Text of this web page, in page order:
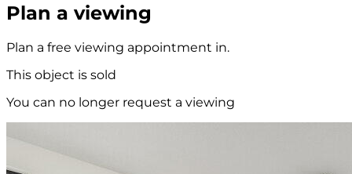
Plan a viewing
Plan a free viewing appointment in.
This object is sold
You can no longer request a viewing